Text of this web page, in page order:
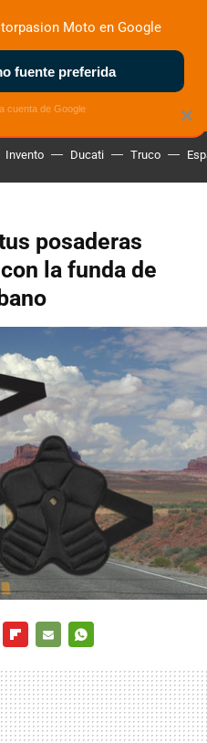
MOTOS ELÉCTRICAS
Invento Ducati Truco
posaderas
la funda de
MAIL
×
Moto en Google
fuente preferida
cuenta de Google